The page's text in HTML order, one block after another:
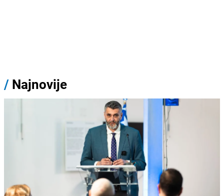
/ Najnovije